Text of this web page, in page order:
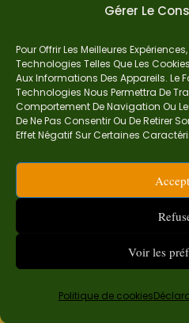
Gérer Le
Pour Offrir Les Meilleures
Technologies Telles Que Les
Aux Informations Des Appareils. Le
Technologies Nous Permettra De
Comportement De Navigation Ou
De Ne Pas Consentir Ou De Retirer
Effet Négatif Sur Certaines
Voir les
Politique de cookies
Je suis Madame Mba,
mes épreuves,
astuces et conseils pour
468